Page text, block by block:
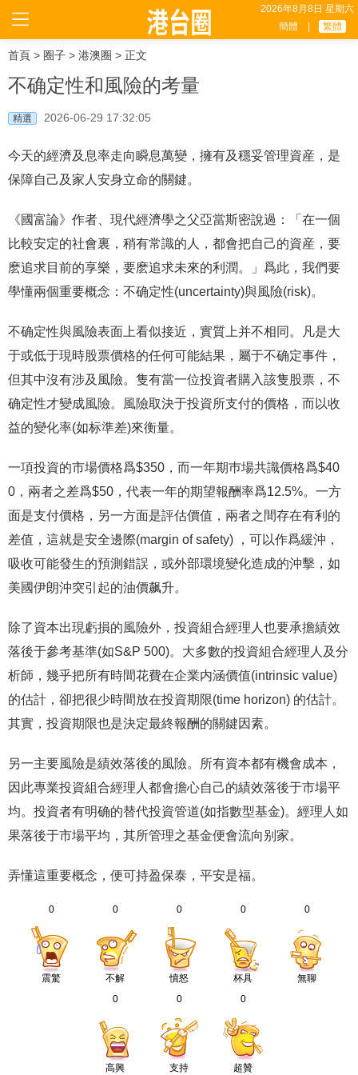
2026年8月8日 星期六
簡體
繁體
首頁 > 圈子 > 港澳圈 > 正文
不确定性和風險的考量
精選 2026-06-29 17:32:05
今天的經濟及息率走向瞬息萬變，擁有及穩妥管理資産，是
保障自己及家人安身立命的關鍵。
《國富論》作者、現代經濟學之父亞當斯密說過：「在一個
比較安定的社會裏，稍有常識的人，都會把自己的資産，要
麽追求目前的享樂，要麽追求未來的利潤。」爲此，我們要
學懂兩個重要概念：不确定性(uncertainty)與風險(risk)。
不确定性與風險表面上看似接近，實質上并不相同。凡是大
于或低于現時股票價格的任何可能結果，屬于不确定事件，
但其中沒有涉及風險。隻有當一位投資者購入該隻股票，不
确定性才變成風險。風險取決于投資所支付的價格，而以收
益的變化率(如标準差)來衡量。
一項投資的市場價格爲$350，而一年期巿場共識價格爲$40
0，兩者之差爲$50，代表一年的期望報酬率爲12.5%。一方
面是支付價格，另一方面是評估價值，兩者之間存在有利的
差值，這就是安全邊際(margin of safety) ，可以作爲緩沖，
吸收可能發生的預測錯誤，或外部環境變化造成的沖擊，如
美國伊朗沖突引起的油價飙升。
除了資本出現虧損的風險外，投資組合經理人也要承擔績效
落後于參考基準(如S&P 500)。大多數的投資組合經理人及分
析師，幾乎把所有時間花費在企業内涵價值(intrinsic value)
的估計，卻把很少時間放在投資期限(time horizon) 的估計。
其實，投資期限也是決定最終報酬的關鍵因素。
另一主要風險是績效落後的風險。所有資本都有機會成本，
因此專業投資組合經理人都會擔心自己的績效落後于市場平
均。投資者有明确的替代投資管道(如指數型基金)。經理人如
果落後于市場平均，其所管理之基金便會流向别家。
弄懂這重要概念，便可持盈保泰，平安是福。
0
震驚
0
不解
0
憤怒
0
杯具
0
無聊
0
高興
0
支持
0
超贊